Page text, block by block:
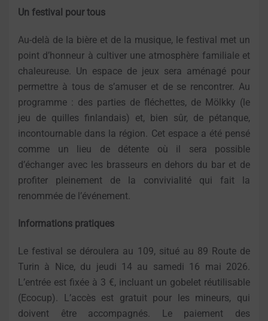
Un festival pour tous
Au-delà de la bière et de la musique, le festival met un
point d’honneur à cultiver une atmosphère familiale et
chaleureuse. Un espace de jeux sera aménagé pour
permettre à tous de s’amuser et de se rencontrer. Au
programme : des parties de fléchettes, de Mölkky (le
jeu de quilles finlandais) et, bien sûr, de pétanque,
incontournable dans la région. Cet espace a été pensé
comme un lieu de détente où il sera possible
d’échanger avec les brasseurs en dehors du bar et de
profiter pleinement de la convivialité qui fait la
renommée de l’événement.
Informations pratiques
Le festival se déroulera au 109, situé au 89 Route de
Turin à Nice, du jeudi 14 au samedi 16 mai 2026.
L’entrée est fixée à 3 €, incluant un gobelet réutilisable
(Ecocup). L’accès est gratuit pour les mineurs, qui
doivent être accompagnés. Le paiement des